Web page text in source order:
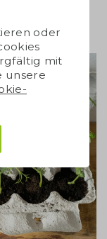
oder
mit
unsere